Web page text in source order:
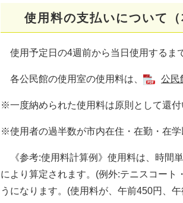
使用料の支払いについて（
使用予定日の4週前から当日使用するま
各公民館の使用室の使用料は、 公民
※一度納められた使用料は原則として還付
※使用者の過半数が市内在住・在勤・在
《参考:使用料計算例》使用料は、時間
により算定されます。(例外:テニスコート
うになります。(使用料が、午前450円、